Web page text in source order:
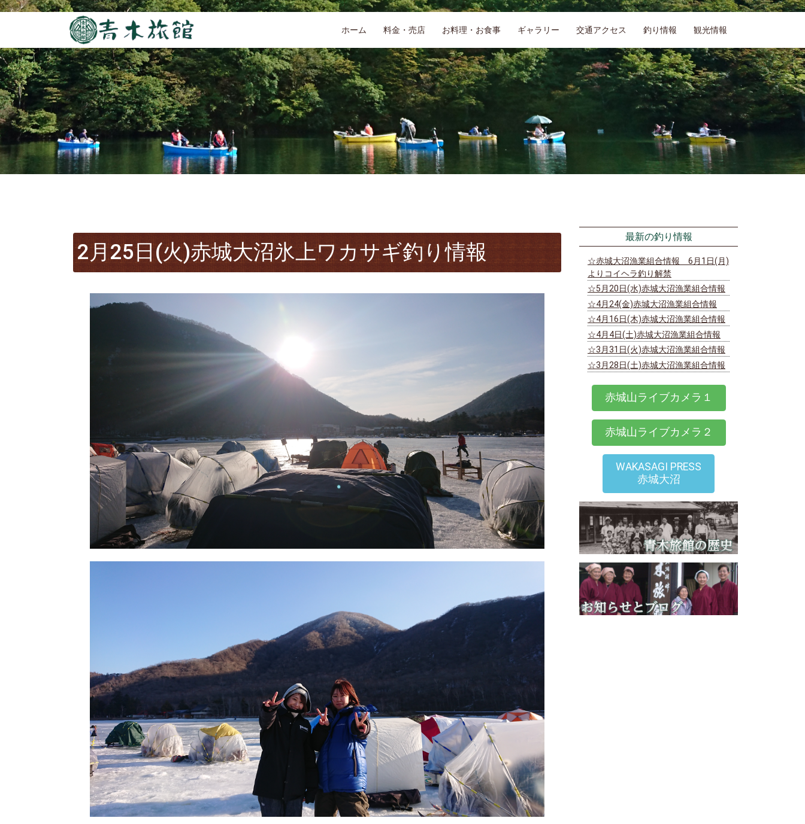
ホーム 料金・売店 お料理・お食事 ギャラリー 交通アクセス 釣り情報 観光情報
2月25日(火)赤城大沼氷上ワカサギ釣り情報
最新の釣り情報
☆赤城大沼漁業組合情報 6月1日(月)
よりコイヘラ釣り解禁
☆5月20日(水)赤城大沼漁業組合情報
☆4月24(金)赤城大沼漁業組合情報
☆4月16日(木)赤城大沼漁業組合情報
☆4月4日(土)赤城大沼漁業組合情報
☆3月31日(火)赤城大沼漁業組合情報
☆3月28日(土)赤城大沼漁業組合情報
赤城山ライブカメラ１
赤城山ライブカメラ２
WAKASAGI PRESS
赤城大沼